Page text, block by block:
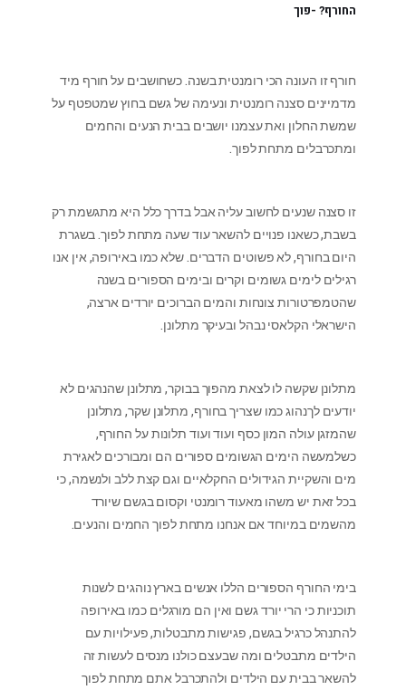
החורף? -פוך
חורף זו העונה הכי רומנטית בשנה. כשחושבים על חורף מיד
מדמיינים סצנה רומנטית ונעימה של גשם בחוץ שמטפטף על
שמשת החלון ואת עצמנו יושבים בבית הנעים והחמים
ומתכרבלים מתחת לפוך.
זו סצנה שנעים לחשוב עליה אבל בדרך כלל היא מתגשמת רק
בשבת, כשאנו פנויים להשאר עוד שעה מתחת לפוך. בשגרת
היום בחורף, לא פשוטים הדברים. שלא כמו באירופה, אין אנו
רגילים לימים גשומים וקרים ובימים הספורים בשנה
שהטמפרטורות צונחות והמים הברוכים יורדים ארצה,
הישראלי הקלאסי נבהל ובעיקר מתלונן.
מתלונן שקשה לו לצאת מהפוך בבוקר, מתלונן שהנהגים לא
יודעים לךנהוג כמו שצריך בחורף, מתלונן שקר, מתלונן
שהמזגן עולה המון כסף ועוד ועוד תלונות על החורף,
כשלמעשה הימים הגשומים ספורים הם ומבורכים לאגירת
מים והשקיית הגידולים החקלאיים וגם קצת ללב ולנשמה, כי
בכל זאת יש משהו מאעוד רומנטי וקסום בגשם שיורד
מהשמים במיוחד אם אנחנו מתחת לפוך החמים והנעים.
בימי החורף הספורים הללו אנשים בארץ נוהגים לשנות
תוכניות כי הרי יורד גשם ואין הם מורגלים כמו באירופה
להתנהל כרגיל בגשם, פגישות מתבטלות, פעילויות עם
הילדים מתבטלים ומה שבעצם כולנו מנסים לעשות זה
להשאר בבית עם הילדים ולהתכרבל אתם מתחת לפוך